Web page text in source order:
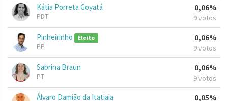
Kátia Porreta Goyatá
PDT
0,06%
9 votos
Pinheirinho Eleito
PP
0,06%
9 votos
Sabrina Braun
PT
0,06%
9 votos
Álvaro Damião da Itatiaia 0,05%